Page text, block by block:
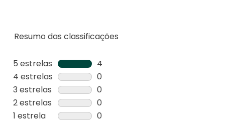
Resumo das classificações
5 estrelas estrelas
4
4
análises
com
5
4 estrelas estrelas
0
0
análise
com
3 estrelas estrelas
0
0
análise
2 estrelas estrelas
0
0
1 estrela estrelas
0